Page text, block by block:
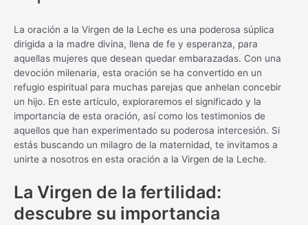
La oración a la Virgen de la Leche es una poderosa súplica
dirigida a la madre divina, llena de fe y esperanza, para
aquellas mujeres que desean quedar embarazadas. Con una
devoción milenaria, esta oración se ha convertido en un
refugio espiritual para muchas parejas que anhelan concebir
un hijo. En este artículo, exploraremos el significado y la
importancia de esta oración, así como los testimonios de
aquellos que han experimentado su poderosa intercesión. Si
estás buscando un milagro de la maternidad, te invitamos a
unirte a nosotros en esta oración a la Virgen de la Leche.
La Virgen de la fertilidad:
descubre su importancia